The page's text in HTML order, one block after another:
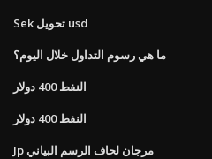
Sek تحويل usd
ما هي رسوم التداول خلال اليوم؟
النفط 400 دولار
النفط 400 دولار
Jp مرجان لحاف الرسم البياني